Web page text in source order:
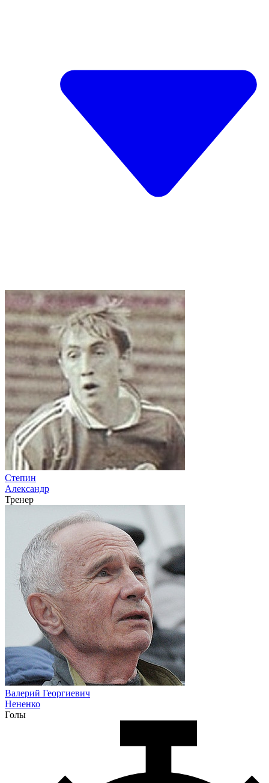
Степин
Александр
Тренер
Валерий Георгиевич
Нененко
Голы